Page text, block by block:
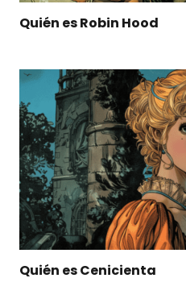
Quién es Robin Hood
Quién es Cenicienta